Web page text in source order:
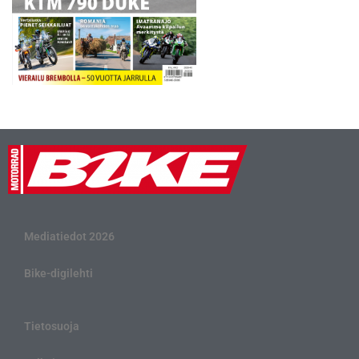
Mediatiedot 2026
Bike-digilehti
Tietosuoja